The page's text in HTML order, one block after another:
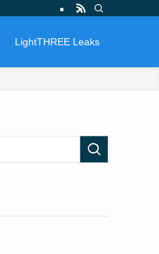
LightTHREE Leaks